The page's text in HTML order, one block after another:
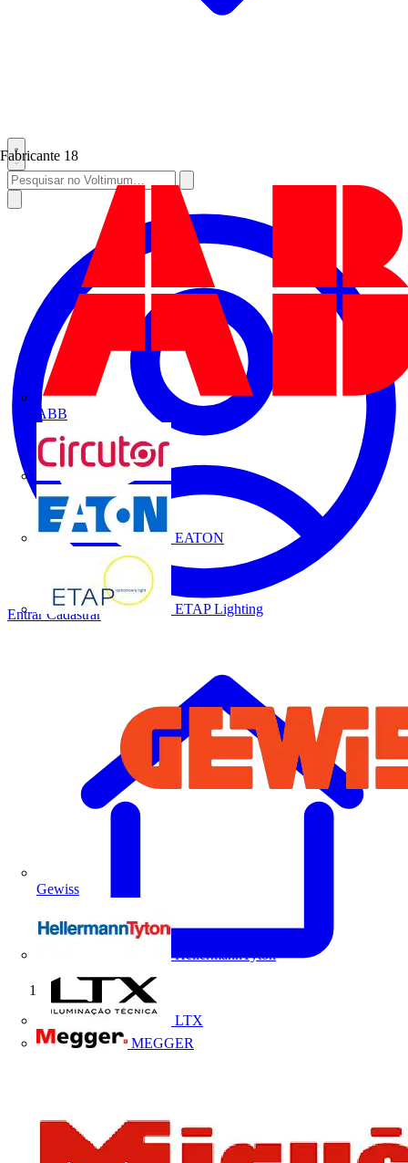
Fabricante 18
ABB
CIRCUTOR
EATON
ETAP Lighting
Gewiss
HellermannTyton
LTX
MEGGER
Entrar Cadastrar
Início